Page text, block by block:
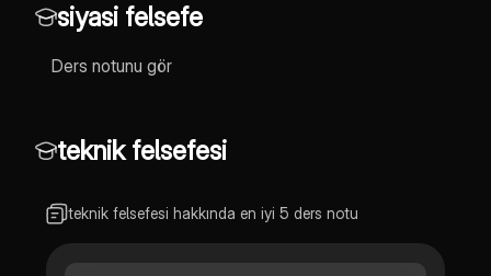
siyasi felsefe
Ders notunu gör
teknik felsefesi
teknik felsefesi hakkında en iyi 5 ders notu